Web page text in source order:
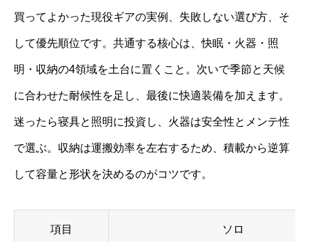
買ってよかった現役ギアの実例、失敗しない選び方、そ
して優先順位です。共通する核心は、快眠・火器・照
明・収納の4領域を土台に置くこと。次いで季節と天候
に合わせた耐候性を足し、最後に快適装備を加えます。
迷ったら寝具と照明に投資し、火器は安全性とメンテ性
で選ぶ。収納は運搬効率を左右するため、積載から逆算
して容量と形状を決めるのがコツです。
項目 ソロ